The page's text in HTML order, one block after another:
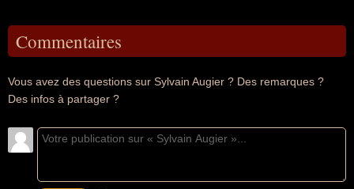
Commentaires
Vous avez des questions sur Sylvain Augier ? Des remarques ?
Des infos à partager ?